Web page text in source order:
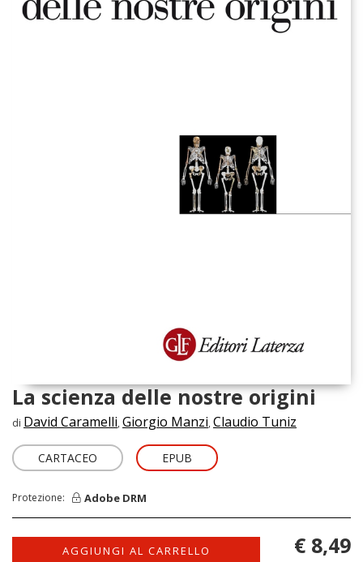
La scienza delle nostre origini
di David Caramelli, Giorgio Manzi, Claudio Tuniz
CARTACEO EPUB
Protezione: Adobe DRM
AGGIUNGI AL CARRELLO € 8,49